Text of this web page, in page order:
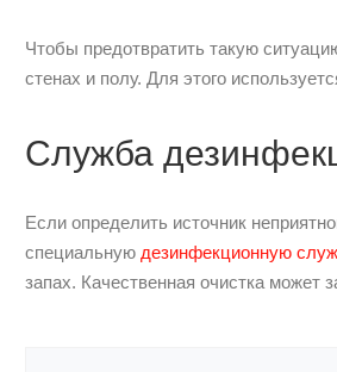
Чтобы предотвратить такую
стенах и полу. Для этого
Служба
Если определить источник
специальную дезинфекционную
запах. Качественная очистка может